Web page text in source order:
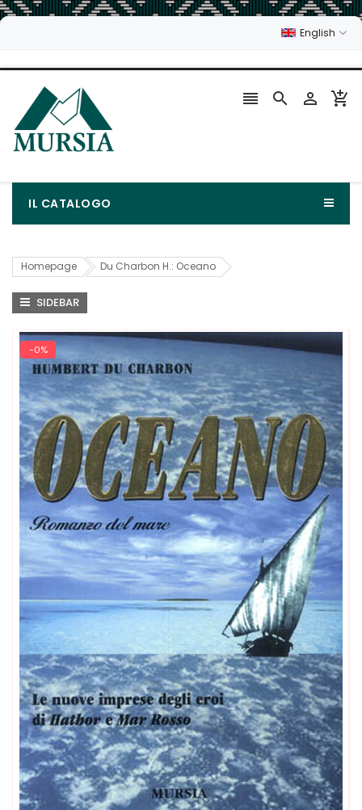
English
   
IL CATALOGO
Homepage Du Charbon H.: Oceano
SIDEBAR
-0%